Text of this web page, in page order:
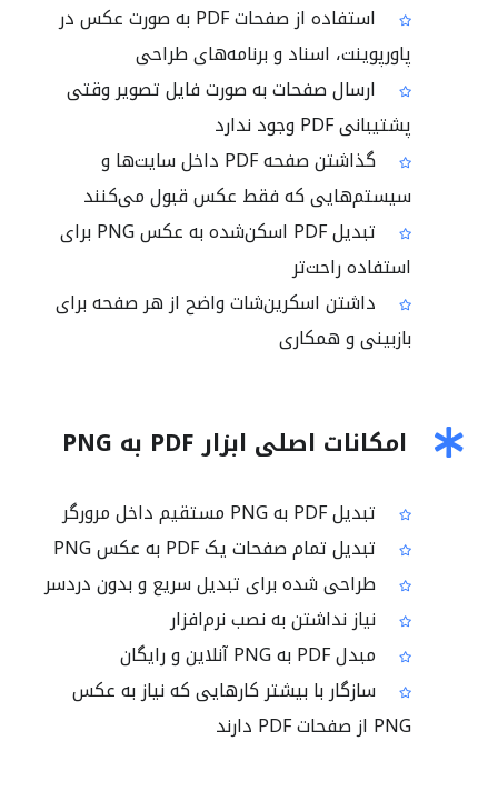
استفاده از صفحات PDF به صورت عکس در
پاورپوینت، اسناد و برنامه‌های طراحی
ارسال صفحات به صورت فایل تصویر وقتی
پشتیبانی PDF وجود ندارد
گذاشتن صفحه PDF داخل سایت‌ها و
سیستم‌هایی که فقط عکس قبول می‌کنند
تبدیل PDF اسکن‌شده به عکس PNG برای
استفاده راحت‌تر
داشتن اسکرین‌شات واضح از هر صفحه برای
بازبینی و همکاری
امکانات اصلی ابزار PDF به PNG
تبدیل PDF به PNG مستقیم داخل مرورگر
تبدیل تمام صفحات یک PDF به عکس PNG
طراحی شده برای تبدیل سریع و بدون دردسر
نیاز نداشتن به نصب نرم‌افزار
مبدل PDF به PNG آنلاین و رایگان
سازگار با بیشتر کارهایی که نیاز به عکس
PNG از صفحات PDF دارند